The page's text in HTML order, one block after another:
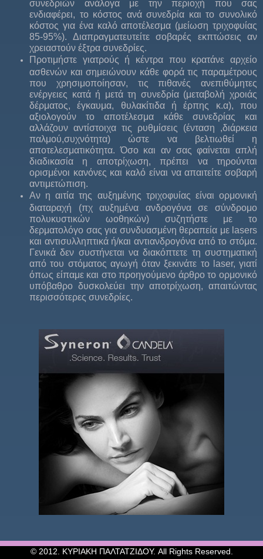
συνεδριών ανάλογα με την περιοχή που σας
ενδιαφέρει, το κόστος ανά συνεδρία και το συνολικό
κόστος για ένα καλό αποτέλεσμα (μείωση τριχοφυίας
85-95%). Διαπραγματευτείτε σοβαρές εκπτώσεις αν
χρειαστούν έξτρα συνεδρίες.
Προτιμήστε γιατρούς ή κέντρα που κρατάνε αρχείο
ασθενών και σημειώνουν κάθε φορά τις παραμέτρους
που χρησιμοποίησαν, τις πιθανές ανεπιθύμητες
ενέργειες κατά ή μετά τη συνεδρία (μεταβολή χροιάς
δέρματος, έγκαυμα, θυλακίτιδα ή έρπης κ.α), που
αξιολογούν το αποτέλεσμα κάθε συνεδρίας και
αλλάζουν αντίστοιχα τις ρυθμίσεις (ένταση ,διάρκεια
παλμού,συχνότητα) ώστε να βελτιωθεί η
αποτελεσματικότητα. Όσο και αν σας φαίνεται απλή
διαδικασία η αποτρίχωση, πρέπει να τηρούνται
ορισμένοι κανόνες και καλό είναι να απαιτείτε σοβαρή
αντιμετώπιση.
Αν η αιτία της αυξημένης τριχοφυίας είναι ορμονική
διαταραχή (πχ αυξημένα ανδρογόνα σε σύνδρομο
πολυκυστικών ωοθηκών) συζητήστε με το
δερματολόγο σας για συνδυασμένη θεραπεία με lasers
και αντισυλληπτικά ή/και αντιανδρογόνα από το στόμα.
Γενικά δεν συστήνεται να διακόπτετε τη συστηματική
από του στόματος αγωγή όταν ξεκινάτε το laser, γιατί
όπως είπαμε και στο προηγούμενο άρθρο το ορμονικό
υπόβαθρο δυσκολεύει την αποτρίχωση, απαιτώντας
περισσότερες συνεδρίες.
© 2012. ΚΥΡΙΑΚΗ ΠΑΛΤΑΤΖΙΔΟΥ. All Rights Reserved.